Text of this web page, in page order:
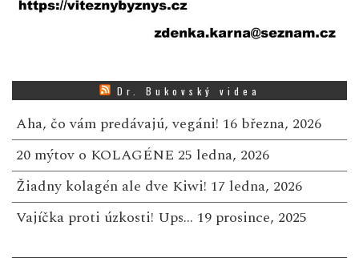
Dr. Bukovský videa
Aha, čo vám predávajú, vegáni! 16 března, 2026
20 mýtov o KOLAGÉNE 25 ledna, 2026
Žiadny kolagén ale dve Kiwi! 17 ledna, 2026
Vajíčka proti úzkosti! Ups… 19 prosince, 2025